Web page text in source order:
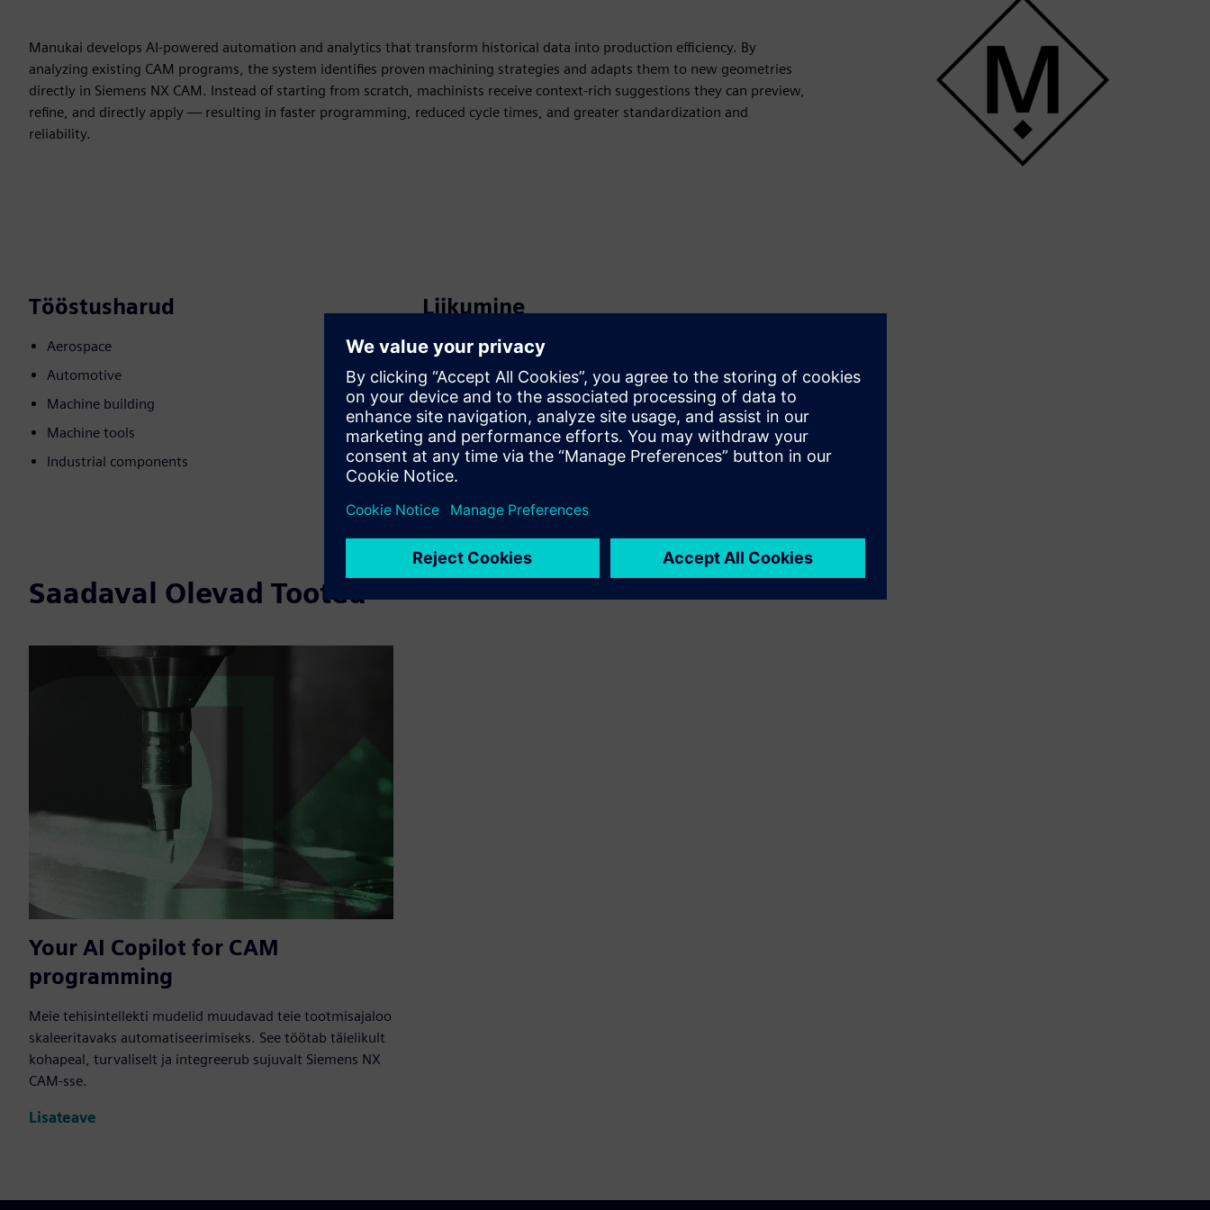
Manukai develops AI-powered automation and analytics that transform historical data into production efficiency. By
analyzing existing CAM programs, the system identifies proven machining strategies and adapts them to new geometries
directly in Siemens NX CAM. Instead of starting from scratch, machinists receive context-rich suggestions they can preview,
refine, and directly apply — resulting in faster programming, reduced cycle times, and greater standardization and
reliability.
Tööstusharud
Aerospace
Automotive
Machine building
Machine tools
Industrial components
Liikumine
Build
Laiendab või tugineb Siemens Xcelerator
tootele/lahendusele, luues uue toote või loob uue
kliendilahenduse Siemens Xcelerator toote ja oma toote
integreerimise kaudu
Saadaval Olevad Tooted
Your AI Copilot for CAM
programming
Meie tehisintellekti mudelid muudavad teie tootmisajaloo
skaleeritavaks automatiseerimiseks. See töötab täielikult
kohapeal, turvaliselt ja integreerub sujuvalt Siemens NX
CAM-sse.
Lisateave